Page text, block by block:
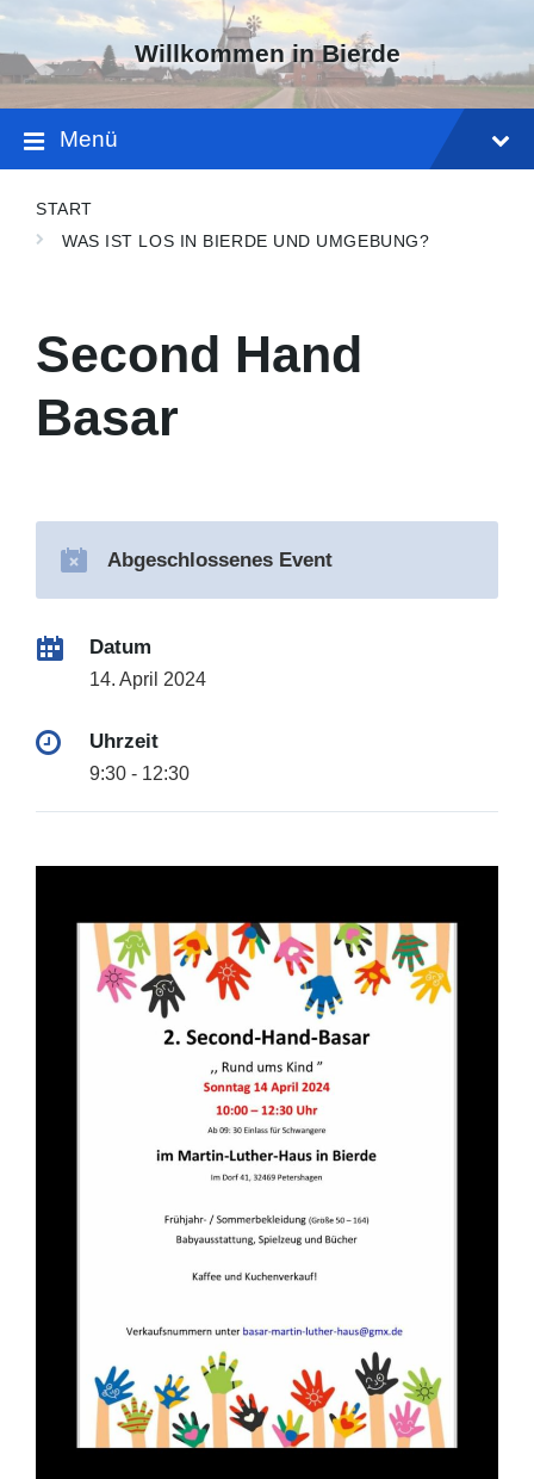
Skip
content
Skip
main
navigation
Skip
footer
Willkommen in Bierde
Menü
START
WAS IST LOS IN BIERDE UND UMGEBUNG?
Second Hand
Basar
Abgeschlossenes Event
Datum
14. April 2024
Uhrzeit
9:30 - 12:30